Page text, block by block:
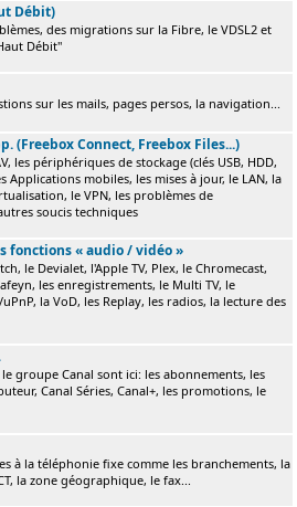
Débit)
des migrations sur la Fibre, le VDSL2 et
Débit"
sur les mails, pages persos, la navigation...
(Freebox Connect, Freebox Files...)
les périphériques de stockage (clés USB, HDD,
Applications mobiles, les mises à jour, le LAN, la
le VPN, les problèmes de
soucis techniques
fonctions « audio / vidéo »
le Devialet, l'Apple TV, Plex, le Chromecast,
les enregistrements, le Multi TV, le
la VoD, les Replay, les radios, la lecture des
groupe Canal sont ici: les abonnements, les
Canal Séries, Canal+, les promotions, le
à la téléphonie fixe comme les branchements, la
la zone géographique, le fax...